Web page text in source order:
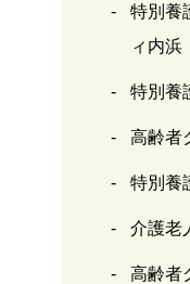
特別養
ィ内浜
特別養
高齢者
特別養
介護老
高齢者